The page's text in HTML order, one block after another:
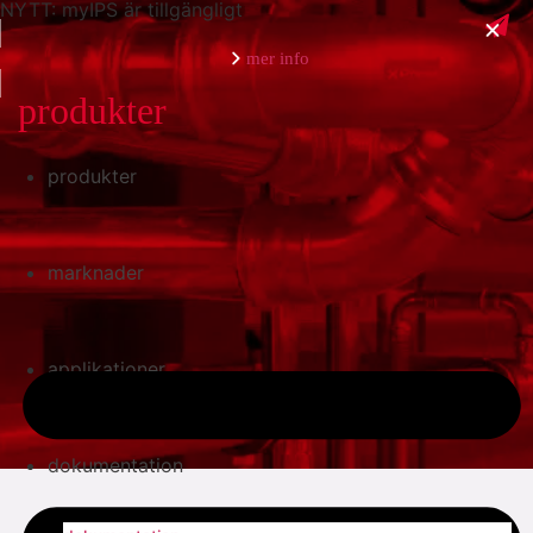
NYTT: myIPS är tillgängligt
mer info
stäng
produkter
marknader
applikationer
dokumentation
produkter